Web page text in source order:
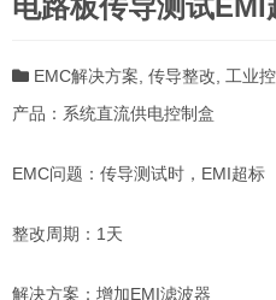
电路板传导测试
EMC解决方案 传导整改 工业
产品：系统直流供电控制盒
EMC问题：传导测试时，EMI超标
整改周期：1天
解决方案：增加EMI滤波器